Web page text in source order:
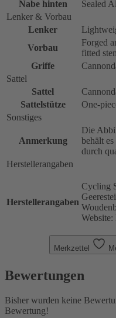
Nabe hinten
Sealed
Lenker & Vorbau
Lenker
Vorbau
Forged
fitted
Griffe
Sattel
Sattel
Sattelstütze
One-
Sonstiges
Anmerkung
Die
behält
durch
Herstellerangaben
Herstellerangaben
Cycling
Merkzettel
Bewertungen
Bisher wurden keine
Bewertung!